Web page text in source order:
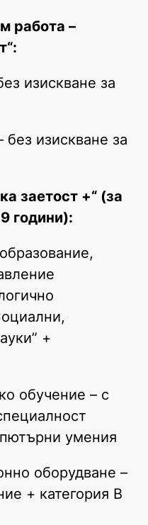
работа –
изискване за
изискване за
заетост +“ (за
години):
+
обучение – с
умения
оборудване –
+ категория В